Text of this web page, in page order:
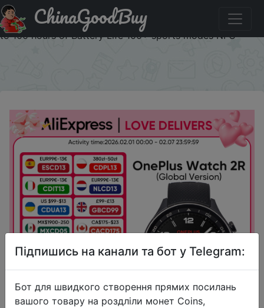
Промокод на знижку CDUA13 Global Version OnePlus
Watch 2R Smart Watch 1.43” AMOLED Snapdragon W5 Up
to 100 hours of Battery Life 100+ sports modes NFC
ChinaGoodBuy
Підпишись на канали та бот у Telegram:
Бот для швидкого створення прямих посилань
вашого товару на роздліли монет Coins,